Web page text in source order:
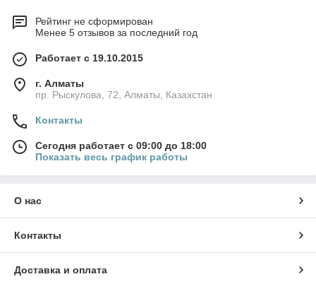
Рейтинг не сформирован
Менее 5 отзывов за последний год
Работает с 19.10.2015
г. Алматы
пр. Рыскулова, 72, Алматы, Казахстан
Контакты
Сегодня работает с 09:00 до 18:00
Показать весь график работы
О нас
Контакты
Доставка и оплата